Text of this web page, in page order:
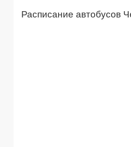
Расписание автобусов